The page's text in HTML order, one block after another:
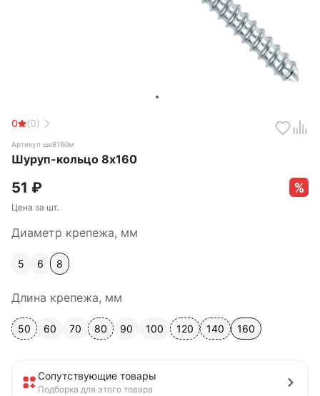
0 (0)
Артикул шк8160м
Шуруп-кольцо 8х160
51 ₽
Цена за шт.
Диаметр крепежа, мм
5 6 8
Длина крепежа, мм
50 60 70 80 90 100 120 140 160
Сопутствующие товары
Подборка для этого товара